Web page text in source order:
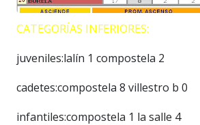
CATEGORÍAS INFERIORES:
juveniles:lalín 1 compostela 2
cadetes:compostela 8 villestro b 0
infantiles:compostela 1 la salle 4